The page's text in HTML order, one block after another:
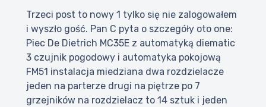
Trzeci post to nowy 1 tylko się nie zalogowałem
i wyszło gość. Pan C pyta o szczegóły oto one:
Piec De Dietrich MC35E z automatyką diematic
3 czujnik pogodowy i automatyka pokojową
FM51 instalacja miedziana dwa rozdzielacze
jeden na parterze drugi na piętrze po 7
grzejników na rozdzielacz to 14 sztuk i jeden